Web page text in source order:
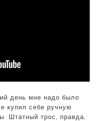
день мне надо было
купил себе ручную
Штатный трос, правда,